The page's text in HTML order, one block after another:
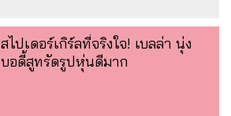
สไปเดอร์เกิร์ลที่จริงใจ! เบลล่า นุ่ง
บอดี้สูทรัดรูปหุ่นดีมาก